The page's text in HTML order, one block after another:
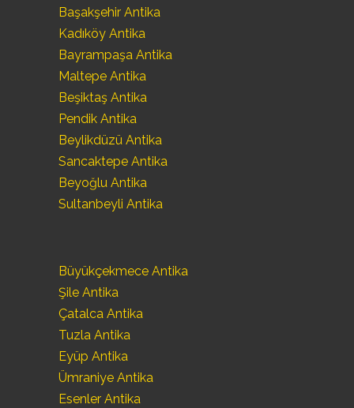
Başakşehir Antika
Kadıköy Antika
Bayrampaşa Antika
Maltepe Antika
Beşiktaş Antika
Pendik Antika
Beylikdüzü Antika
Sancaktepe Antika
Beyoğlu Antika
Sultanbeyli Antika
Büyükçekmece Antika
Şile Antika
Çatalca Antika
Tuzla Antika
Eyüp Antika
Ümraniye Antika
Esenler Antika